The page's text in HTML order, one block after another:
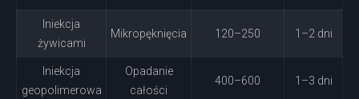
Iniekcja
żywicami
Mikropęknięcia 120–250 1–2 dni
Iniekcja
geopolimerowa
Opadanie
całości
400–600 1–3 dni